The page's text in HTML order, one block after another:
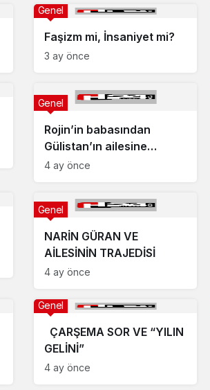
Faşizm mi, İnsaniyet mi?
Genel
3 ay önce
Rojin’in babasından
Gülistan’ın ailesine
destek
Genel
4 ay önce
NARİN GÜRAN VE
AİLESİNİN TRAJEDİSİ
Genel
4 ay önce
ÇARŞEMA SOR VE “YILIN
GELİNİ”
Genel
4 ay önce